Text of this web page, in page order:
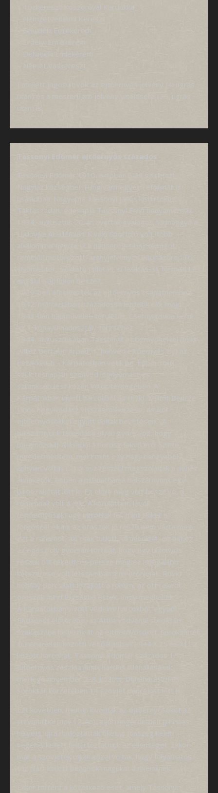
– Felvidéki Emlékérem
– Délvidéki Emlékérem
Emellett jogosult volt az ejtőernyős jelvény (4. ugrás
Tassonyi Edömér ejtőernyős százados
Tassonyi Edömér 1910. október 6-án született
Nagyláz községben (Ung vármegye), református
családban. Nagyapja Tassonyi János kisbirtokos
Taktaszadán, édesapja Tassonyi Ernő bányamérnök.
1934. augusztus 20-án avatták gyalogos hadnaggyá a
Ludovika Akadémián. Kiváló sportoló volt, több
alkalommal nyerte el a hadsereg-síbajnokságot,
remekül motorozott, aranyjelvényes vitorlázórepülő,
1939-ben áthelyezték az ejtőernyős csapatnemhez.
1942. márciusában századossá léptetik elő, majd
az 1. könnyű hadosztály törzséhez.
1944. augusztusában Tassonyit ejtőernyőseivel (m.kir.
„vitéz Bertalan Árpád” 1. honvéd ejtőernyős zlj.) az
Északkeleti – Kárpátokban vetik be. Épp a 36-ik
születésnapján szenved légnyomást és
szilánksérülést kezén Volóc térségében. A
Kárpátokban vívott harcokból ad rövid ízelítőt Bencze
János hegyivadász visszaemlékezése, amikor
ejtőernyősökkel együtt voltak bevetésen: „A
balszárnyunk támadása olyan gyors volt, hogy
megmozdult állásából az orosz fekvő erő. Szinte
megdermedtem, mert mint egy nagy hangyaboly,
piros rakétát lőtt ki. Ez előre meg volt beszélve, a
rohamnak volt a jele. A körülöttem lévők
(ejtőernyősök) úgy ugrottak fel, mint akiket a
forgószél elkap, az oroszok jó része nem várta meg
ezt a rohamot, aki csak tudott, elmenekült, de hát ez
az egész oly gyorsan történt, hogy egy bizonyos
részük ott rekedt, és persze még ez is legalább
kétszerese volt létszámban a mi erőnknek. Rövid
néhány perc alatt lezajlott a roham, az ott rekedt
oroszok mind fogságba estek, vagy meghaltak.”
A Kárpátokban vívott védelmi harcokból, egyből
Budapest előterébe, az Attila védvonal soroksári
szakaszába helyezik át az ejtőernyősöket. Soroksár és
között harcoltak. Tassonyi Edömér százados 1/I.
ejtőernyős zászlóaljának harcias ellenállásának
mérlege november 2–8. között, Dunaharaszti és
Soroksár körzetében 14 szovjet páncélost lőtt ki.
Ezt követően, miután kivonták az ejtőernyősöket az
arcvonalból (nov.12-én), a jól megérdemelt pihenés
helyett, újra riadóztatták őket, s Isaszeg keleti
végénél kellett feltartóztatniuk az ellenséget. Ekkor
már a szovjetek olyan közel voltak, hogy folyamatos
tűz alatt kellett beásniuk magukat a mieinknek.
Ekkor történt a következő eset, amely Tassonyi